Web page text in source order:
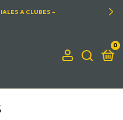
A CLUBES -
0